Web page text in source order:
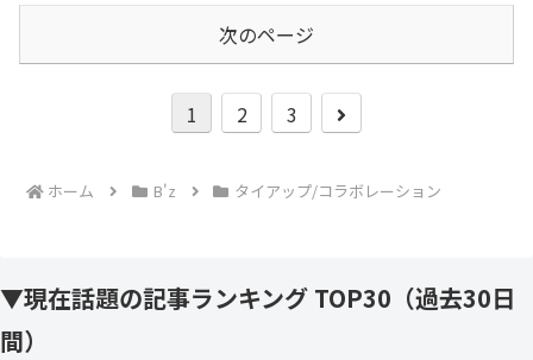
次のページ
1 2 3
次
ホーム B'z タイアップ/コラボレーション
▼現在話題の記事ランキング TOP30（過去30日
間）